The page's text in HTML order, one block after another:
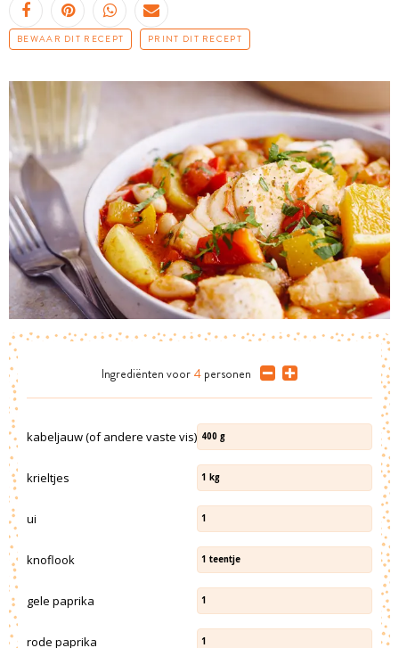
BEWAAR DIT RECEPT PRINT DIT RECEPT
Ingrediënten voor 4 personen
kabeljauw (of andere vaste vis) 400 g
krieltjes 1 kg
ui 1
knoflook 1 teentje
gele paprika 1
rode paprika 1